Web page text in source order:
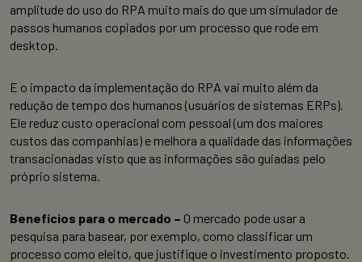
amplitude do uso do RPA muito mais do que um simulador de
passos humanos copiados por um processo que rode em
desktop.
E o impacto da implementação do RPA vai muito além da
redução de tempo dos humanos (usuários de sistemas ERPs).
Ele reduz custo operacional com pessoal (um dos maiores
custos das companhias) e melhora a qualidade das informações
transacionadas visto que as informações são guiadas pelo
próprio sistema.
Benefícios para o mercado – O mercado pode usar a
pesquisa para basear, por exemplo, como classificar um
processo como eleito, que justifique o investimento proposto.